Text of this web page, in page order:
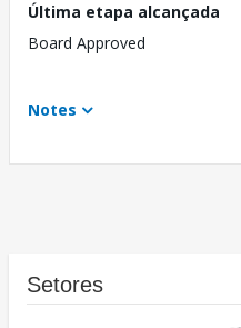
Última etapa alcançada
Board Approved
Notes
Setores